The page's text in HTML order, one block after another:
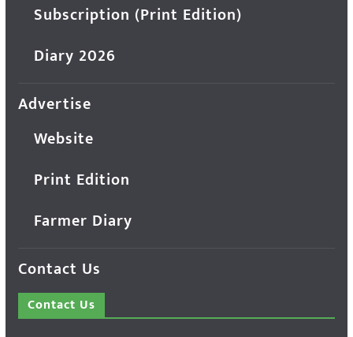
Subscription (Print Edition)
Diary 2026
Advertise
Website
Print Edition
Farmer Diary
Contact Us
Contact Us